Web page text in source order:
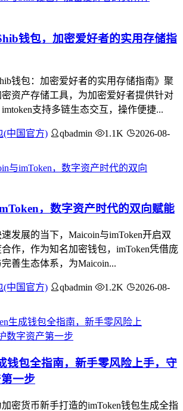
钱包，加密爱好者的实用存储指
钱包：加密爱好者的实用存储指南》聚
资产存储工具，为加密爱好者提供针对
支持多链生态交互，操作便捷...
(中国官方) qbadmin 1.1K
2026-08-
，数字资产时代的双向赋能
发展的当下，Maicoin与imToken开启双
作，作为知名加密钱包，imToken凭借庞
善生态体系，为Maicoin...
(中国官方) qbadmin 1.2K
2026-08-
钱包全指南，新手零风险上手，守
一步
密货币新手打造的imToken钱包生成全指